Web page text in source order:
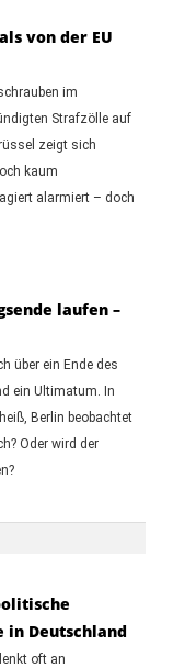
von der EU
im
Strafzölle auf
zeigt sich
kaum
alarmiert – doch
laufen –
über ein Ende des
ein Ultimatum. In
Berlin beobachtet
Oder wird der
in Deutschland
oft an